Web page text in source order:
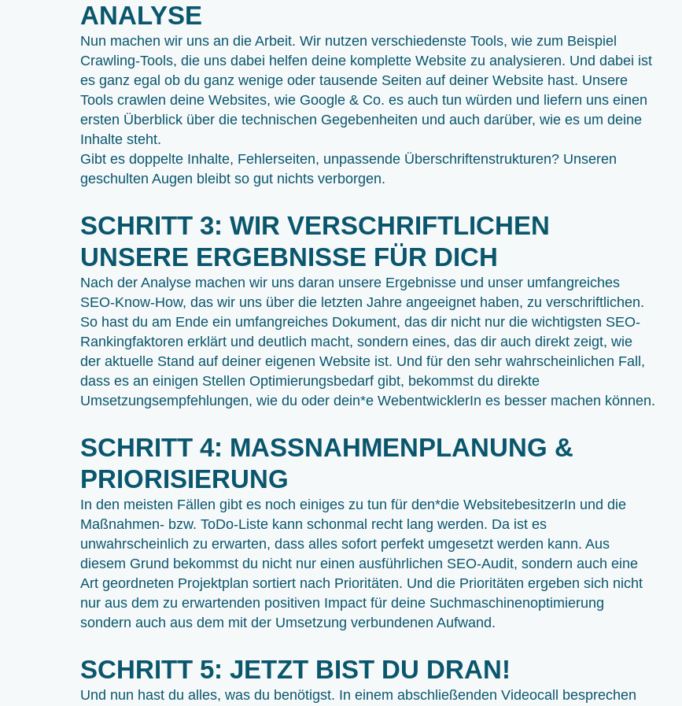
ANALYSE
Nun machen wir uns an die Arbeit. Wir nutzen verschiedenste Tools, wie zum Beispiel
Crawling-Tools, die uns dabei helfen deine komplette Website zu analysieren. Und dabei ist
es ganz egal ob du ganz wenige oder tausende Seiten auf deiner Website hast. Unsere
Tools crawlen deine Websites, wie Google & Co. es auch tun würden und liefern uns einen
ersten Überblick über die technischen Gegebenheiten und auch darüber, wie es um deine
Inhalte steht.
Gibt es doppelte Inhalte, Fehlerseiten, unpassende Überschriftenstrukturen? Unseren
geschulten Augen bleibt so gut nichts verborgen.
SCHRITT 3: WIR VERSCHRIFTLICHEN
UNSERE ERGEBNISSE FÜR DICH
Nach der Analyse machen wir uns daran unsere Ergebnisse und unser umfangreiches
SEO-Know-How, das wir uns über die letzten Jahre angeeignet haben, zu verschriftlichen.
So hast du am Ende ein umfangreiches Dokument, das dir nicht nur die wichtigsten SEO-
Rankingfaktoren erklärt und deutlich macht, sondern eines, das dir auch direkt zeigt, wie
der aktuelle Stand auf deiner eigenen Website ist. Und für den sehr wahrscheinlichen Fall,
dass es an einigen Stellen Optimierungsbedarf gibt, bekommst du direkte
Umsetzungsempfehlungen, wie du oder dein*e WebentwicklerIn es besser machen können.
SCHRITT 4: MASSNAHMENPLANUNG & P
RIORISIERUNG
In den meisten Fällen gibt es noch einiges zu tun für den*die WebsitebesitzerIn und die
Maßnahmen- bzw. ToDo-Liste kann schonmal recht lang werden. Da ist es
unwahrscheinlich zu erwarten, dass alles sofort perfekt umgesetzt werden kann. Aus
diesem Grund bekommst du nicht nur einen ausführlichen SEO-Audit, sondern auch eine
Art geordneten Projektplan sortiert nach Prioritäten. Und die Prioritäten ergeben sich nicht
nur aus dem zu erwartenden positiven Impact für deine Suchmaschinenoptimierung
sondern auch aus dem mit der Umsetzung verbundenen Aufwand.
SCHRITT 5: JETZT BIST DU DRAN!
Und nun hast du alles, was du benötigst. In einem abschließenden Videocall besprechen